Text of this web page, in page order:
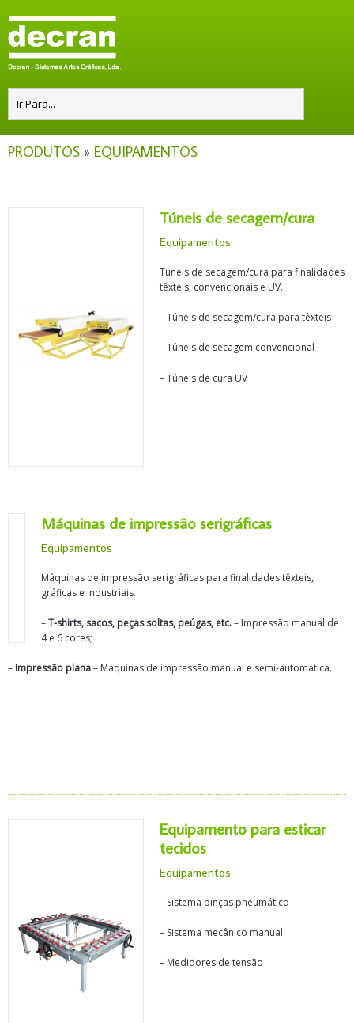
PRODUTOS » EQUIPAMENTOS
Túneis de secagem/cura
Equipamentos
Túneis de secagem/cura para finalidades
têxteis, convencionais e UV.
– Túneis de secagem/cura para têxteis
– Túneis de secagem convencional
– Túneis de cura UV
Máquinas de impressão serigráficas
Equipamentos
Máquinas de impressão serigráficas para finalidades têxteis,
gráficas e industriais.
–T-shirts, sacos, peças soltas, peúgas, etc.– Impressão manual de
4 e 6 cores;
– Impressão plana– Máquinas de impressão manual e semi-automática.
Equipamento para esticar
tecidos
Equipamentos
– Sistema pinças pneumático
– Sistema mecânico manual
– Medidores de tensão